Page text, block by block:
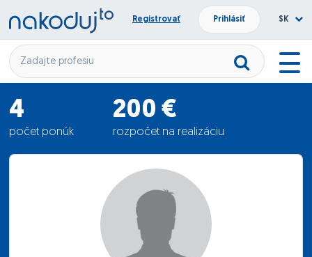
Registrovať Prihlásiť SK
4
počet ponúk
200 €
rozpočet na realizáciu
22.5 €